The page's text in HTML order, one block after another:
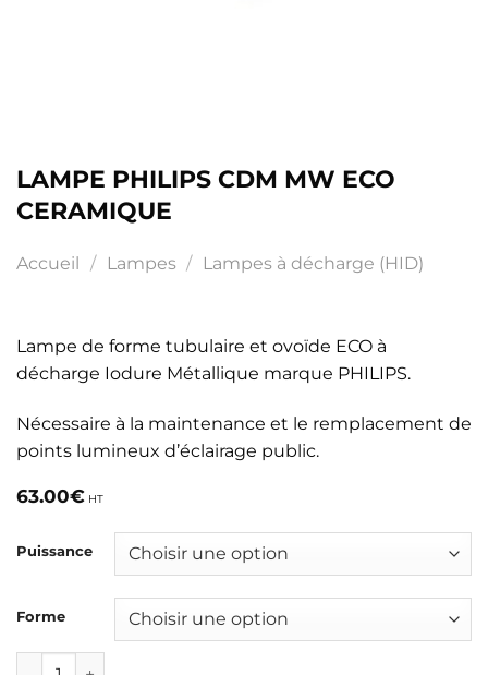
LAMPE PHILIPS CDM MW ECO
CERAMIQUE
Accueil / Lampes / Lampes à décharge (HID)
Lampe de forme tubulaire et ovoïde ECO à
décharge Iodure Métallique marque PHILIPS.
Nécessaire à la maintenance et le remplacement de
points lumineux d’éclairage public.
63.00€ HT
Puissance
Forme
quantité de LAMPE PHILIPS CDM MW ECO CERAMIQUE